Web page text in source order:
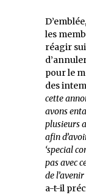
les
réagir
pour le
des
cette
avons
plusieurs
afin
‘special
pas avec
de
a-t-il